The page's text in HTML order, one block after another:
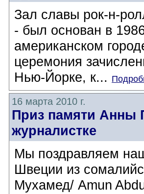
Зал славы рок-н-
- был основан в
американском
церемония
Нью-Йорке, к...
16 марта 2010 г.
Приз памяти Анны
журналистке
Мы поздравляем
Швеции из
Мухамед/ Amun